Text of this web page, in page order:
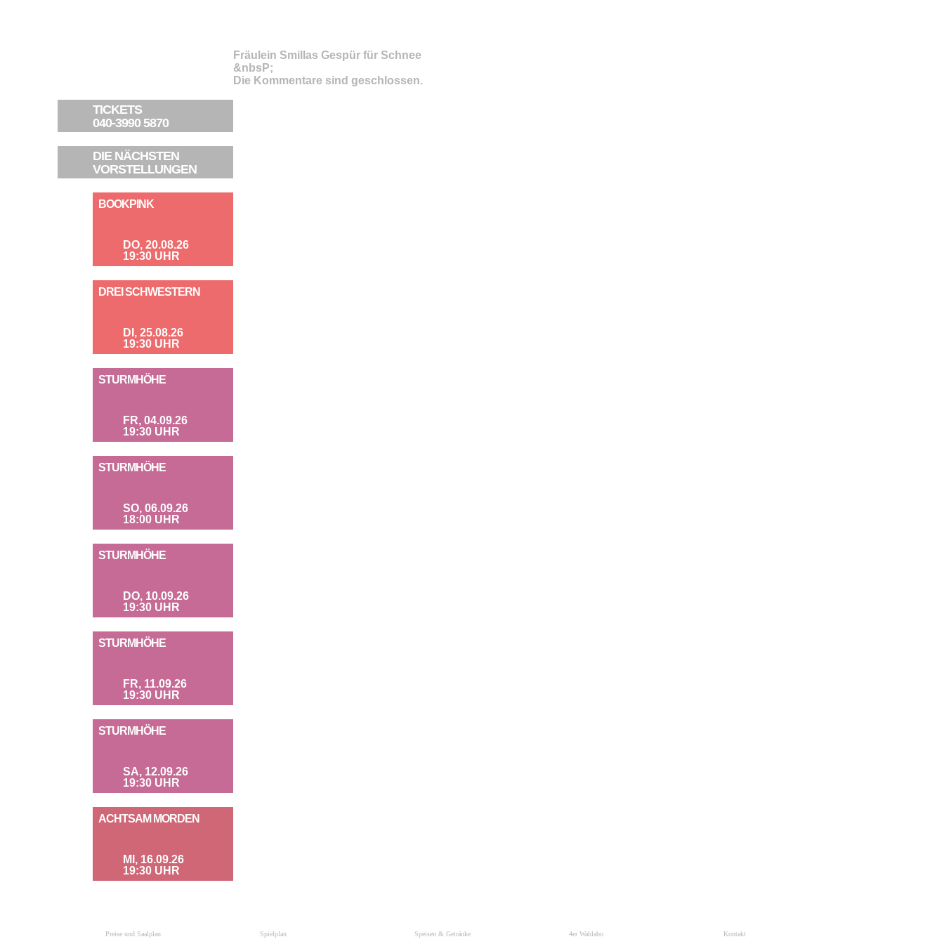
TICKETS
040-3990 5870
DIE NÄCHSTEN
VORSTELLUNGEN
BOOKPINK
DO, 20.08.26
19:30 UHR
DREI SCHWESTERN
DI, 25.08.26
19:30 UHR
STURMHÖHE
FR, 04.09.26
19:30 UHR
STURMHÖHE
SO, 06.09.26
18:00 UHR
STURMHÖHE
DO, 10.09.26
19:30 UHR
STURMHÖHE
FR, 11.09.26
19:30 UHR
STURMHÖHE
SA, 12.09.26
19:30 UHR
ACHTSAM MORDEN
MI, 16.09.26
19:30 UHR
Fräulein Smillas Gespür für Schnee
&nbsP;
Die Kommentare sind geschlossen.
Preise und Saalplan Spielplan Speisen & Getränke 4er Wahlabo Kontakt